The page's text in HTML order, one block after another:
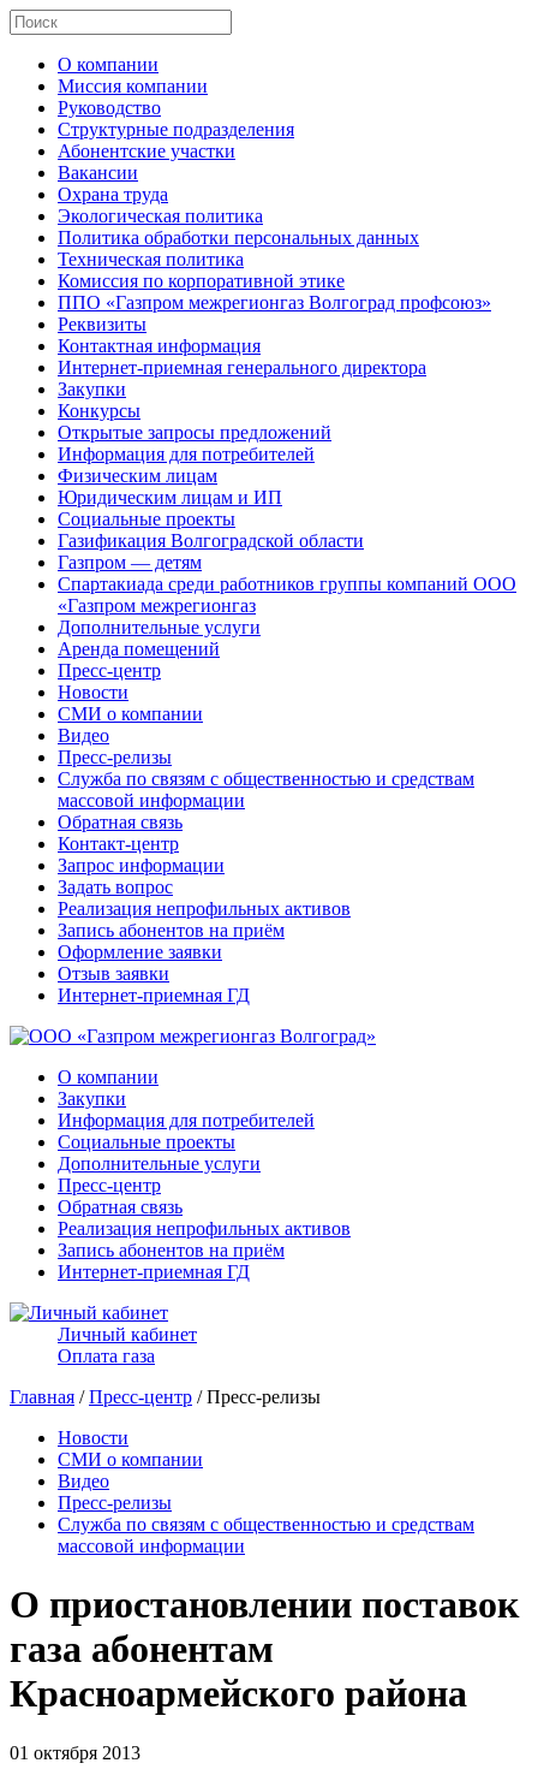
О компании
Миссия компании
Руководство
Структурные подразделения
Абонентские участки
Вакансии
Охрана труда
Экологическая политика
Политика обработки персональных данных
Техническая политика
Комиссия по корпоративной этике
ППО «Газпром межрегионгаз Волгоград профсоюз»
Реквизиты
Контактная информация
Интернет-приемная генерального директора
Закупки
Конкурсы
Открытые запросы предложений
Информация для потребителей
Физическим лицам
Юридическим лицам и ИП
Социальные проекты
Газификация Волгоградской области
Газпром — детям
Спартакиада среди работников группы компаний ООО
«Газпром межрегионгаз
Дополнительные услуги
Аренда помещений
Пресс-центр
Новости
СМИ о компании
Видео
Пресс-релизы
Служба по связям с общественностью и средствам
массовой информации
Обратная связь
Контакт-центр
Запрос информации
Задать вопрос
Реализация непрофильных активов
Запись абонентов на приём
Оформление заявки
Отзыв заявки
Интернет-приемная ГД
О компании
Закупки
Информация для потребителей
Социальные проекты
Дополнительные услуги
Пресс-центр
Обратная связь
Реализация непрофильных активов
Запись абонентов на приём
Интернет-приемная ГД
Личный кабинет
Оплата газа
Главная /Пресс-центр / Пресс-релизы
Новости
СМИ о компании
Видео
Пресс-релизы
Служба по связям с общественностью и средствам
массовой информации
О приостановлении поставок
газа абонентам
Красноармейского района
01 октября 2013